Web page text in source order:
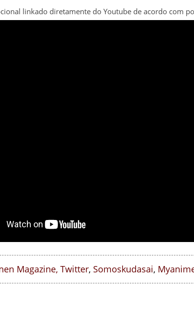
linkado diretamente do Youtube de acordo com
Magazine, Twitter, Somoskudasai,